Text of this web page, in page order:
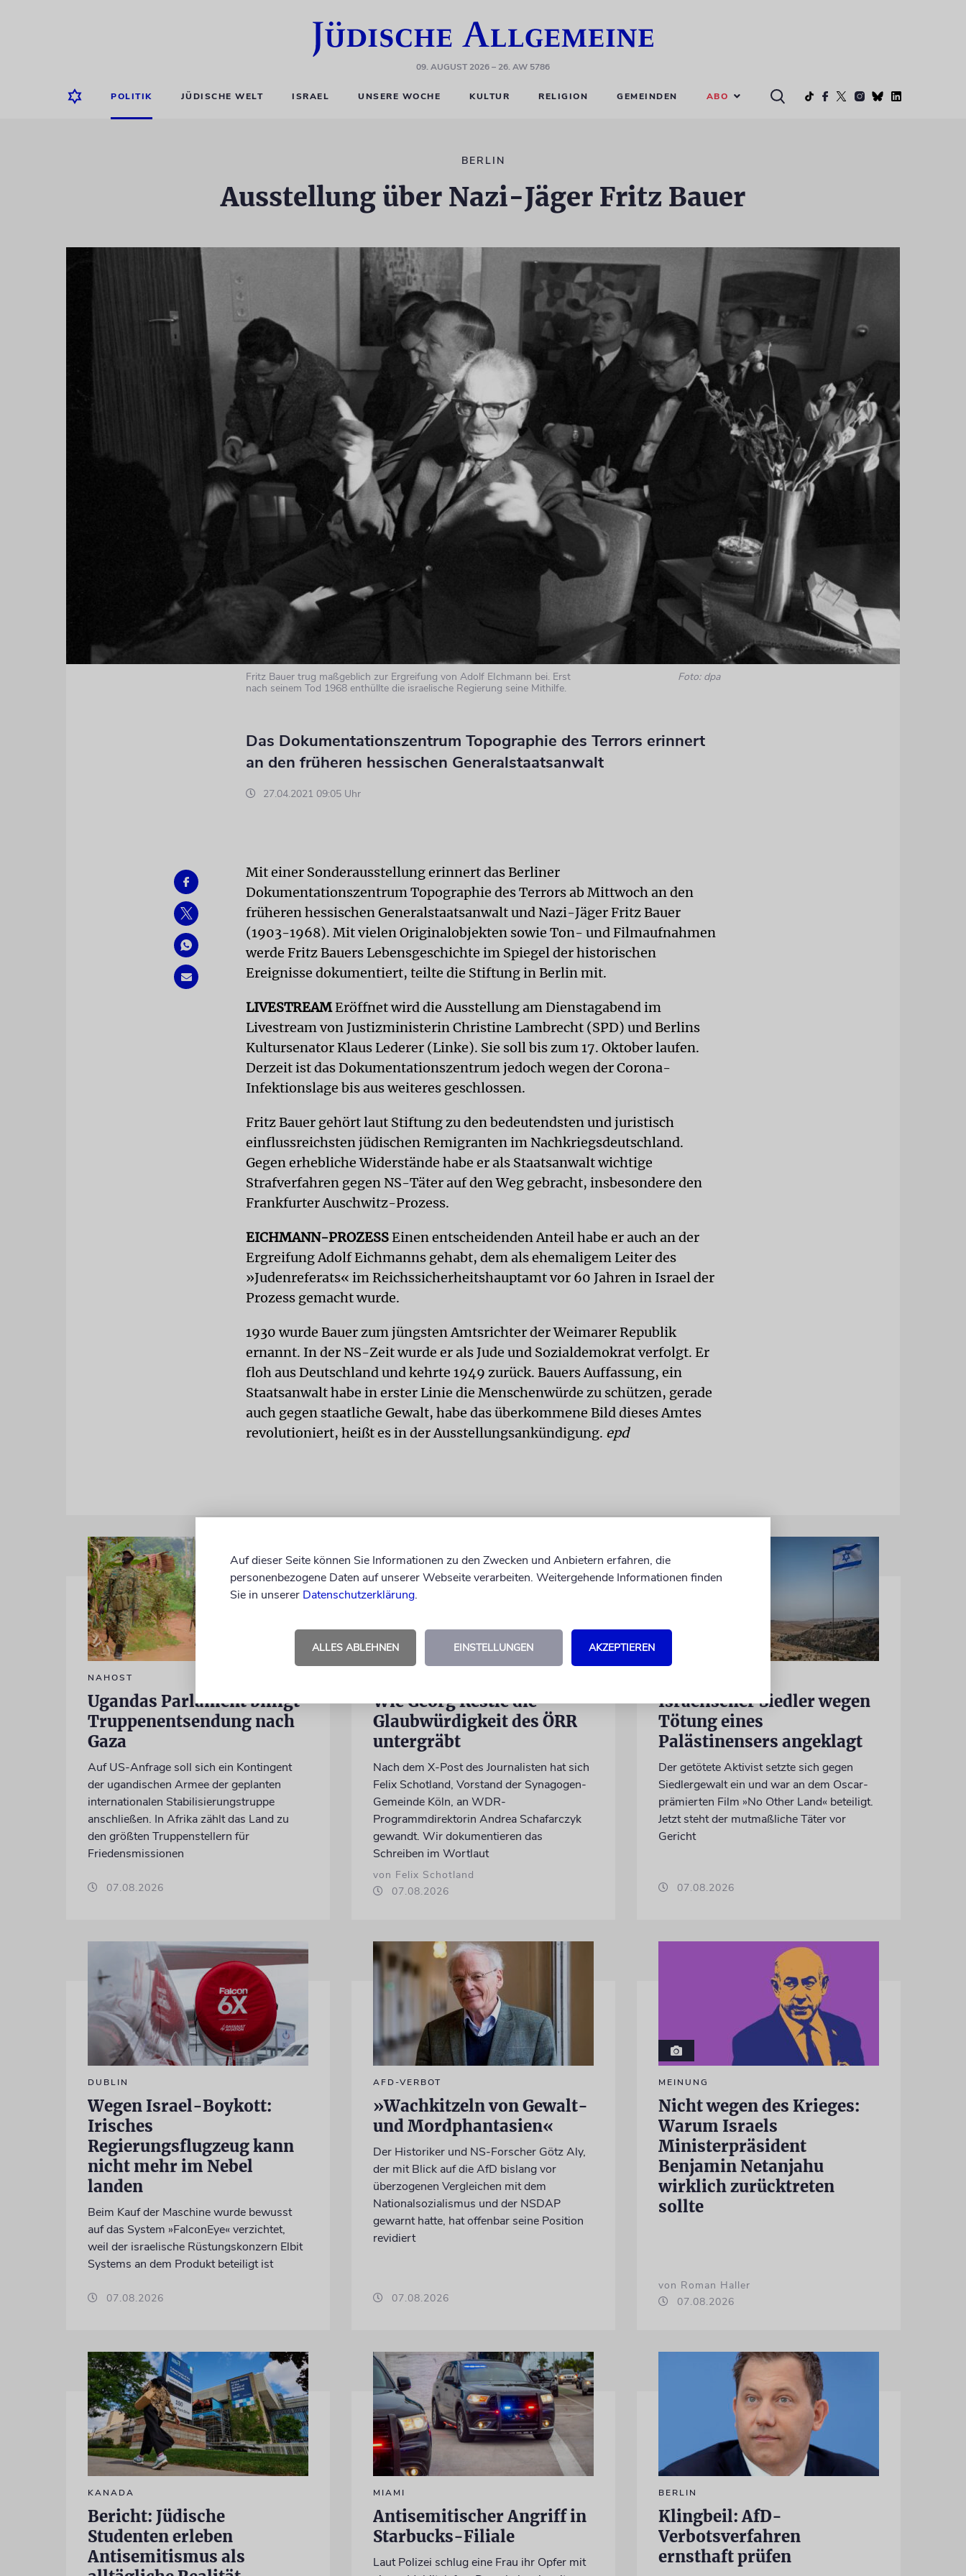
09. AUGUST 2026– 26. AW 5786
POLITIK JÜDISCHE WELT ISRAEL UNSERE WOCHE KULTUR RELIGION GEMEINDEN ABO
BERLIN
Ausstellung über Nazi-Jäger Fritz Bauer
Fritz Bauer trug maßgeblich zur Ergreifung von Adolf EIchmann bei. Erst
nach seinem Tod 1968 enthüllte die israelische Regierung seine Mithilfe.
Foto: dpa
Das Dokumentationszentrum Topographie des Terrors erinnert
an den früheren hessischen Generalstaatsanwalt
27.04.2021 09:05 Uhr
Mit einer Sonderausstellung erinnert das Berliner
Dokumentationszentrum Topographie des Terrors ab Mittwoch an den
früheren hessischen Generalstaatsanwalt und Nazi-Jäger Fritz Bauer
(1903-1968). Mit vielen Originalobjekten sowie Ton- und Filmaufnahmen
werde Fritz Bauers Lebensgeschichte im Spiegel der historischen
Ereignisse dokumentiert, teilte die Stiftung in Berlin mit.
LIVESTREAMEröffnet wird die Ausstellung am Dienstagabend im
Livestream von Justizministerin Christine Lambrecht (SPD) und Berlins
Kultursenator Klaus Lederer (Linke). Sie soll bis zum 17. Oktober laufen.
Derzeit ist das Dokumentationszentrum jedoch wegen der Corona-
Infektionslage bis aus weiteres geschlossen.
Fritz Bauer gehört laut Stiftung zu den bedeutendsten und juristisch
einflussreichsten jüdischen Remigranten im Nachkriegsdeutschland.
Gegen erhebliche Widerstände habe er als Staatsanwalt wichtige
Strafverfahren gegen NS-Täter auf den Weg gebracht, insbesondere den
Frankfurter Auschwitz-Prozess.
EICHMANN-PROZESSEinen entscheidenden Anteil habe er auch an der
Ergreifung Adolf Eichmanns gehabt, dem als ehemaligem Leiter des
»Judenreferats« im Reichssicherheitshauptamt vor 60 Jahren in Israel der
Prozess gemacht wurde.
1930 wurde Bauer zum jüngsten Amtsrichter der Weimarer Republik
ernannt. In der NS-Zeit wurde er als Jude und Sozialdemokrat verfolgt. Er
floh aus Deutschland und kehrte 1949 zurück. Bauers Auffassung, ein
Staatsanwalt habe in erster Linie die Menschenwürde zu schützen, gerade
auch gegen staatliche Gewalt, habe das überkommene Bild dieses Amtes
revolutioniert, heißt es in der Ausstellungsankündigung. epd
NAHOST
Ugandas Parlament billigt
Truppenentsendung nach
Gaza
Auf US-Anfrage soll sich ein Kontingent
der ugandischen Armee der geplanten
internationalen Stabilisierungstruppe
anschließen. In Afrika zählt das Land zu
den größten Truppenstellern für
Friedensmissionen
07.08.2026
Wie Georg Restle die
Glaubwürdigkeit des ÖRR
untergräbt
Nach dem X-Post des Journalisten hat sich
Felix Schotland, Vorstand der Synagogen-
Gemeinde Köln, an WDR-
Programmdirektorin Andrea Schafarczyk
gewandt. Wir dokumentieren das
Schreiben im Wortlaut
von Felix Schotland
07.08.2026
Israelischer Siedler wegen
Tötung eines
Palästinensers angeklagt
Der getötete Aktivist setzte sich gegen
Siedlergewalt ein und war an dem Oscar-
prämierten Film »No Other Land« beteiligt.
Jetzt steht der mutmaßliche Täter vor
Gericht
07.08.2026
DUBLIN
Wegen Israel-Boykott:
Irisches
Regierungsflugzeug kann
nicht mehr im Nebel
landen
Beim Kauf der Maschine wurde bewusst
auf das System »FalconEye« verzichtet,
weil der israelische Rüstungskonzern Elbit
Systems an dem Produkt beteiligt ist
07.08.2026
AFD-VERBOT
»Wachkitzeln von Gewalt-
und Mordphantasien«
Der Historiker und NS-Forscher Götz Aly,
der mit Blick auf die AfD bislang vor
überzogenen Vergleichen mit dem
Nationalsozialismus und der NSDAP
gewarnt hatte, hat offenbar seine Position
revidiert
07.08.2026
MEINUNG
Nicht wegen des Krieges:
Warum Israels
Ministerpräsident
Benjamin Netanjahu
wirklich zurücktreten
sollte
von Roman Haller
07.08.2026
KANADA
Bericht: Jüdische
Studenten erleben
Antisemitismus als
MIAMI
Antisemitischer Angriff in
Starbucks-Filiale
Laut Polizei schlug eine Frau ihr Opfer mit
BERLIN
Klingbeil: AfD-
Verbotsverfahren
ernsthaft prüfen
Auf dieser Seite können Sie Informationen zu den Zwecken und Anbietern erfahren, die
personenbezogene Daten auf unserer Webseite verarbeiten. Weitergehende Informationen finden
Sie in unserer Datenschutzerklärung.
ALLES ABLEHNEN EINSTELLUNGEN AKZEPTIEREN